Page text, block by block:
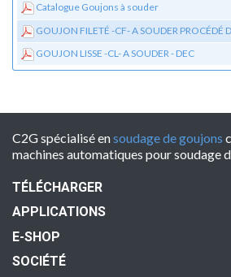
Catalogue Goujons à souder
GOUJON FILETÉ -CF- A SOUDER PROCÉDÉ
GOUJON LISSE -CL- A SOUDER - DEC
C2G spécialisé ensoudage de goujons
machines automatiques pour soudage
TÉLÉCHARGER
APPLICATIONS
E-SHOP
SOCIÉTÉ